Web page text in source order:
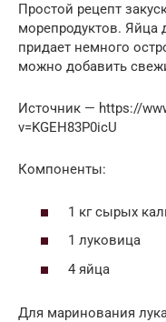
Простой рецепт
морепродуктов. Яйца
придает немного
можно добавить
Источник — https://
v=KGEH83P0icU
Компоненты:
1 кг сырых
1 луковица
4 яйца
Для маринования